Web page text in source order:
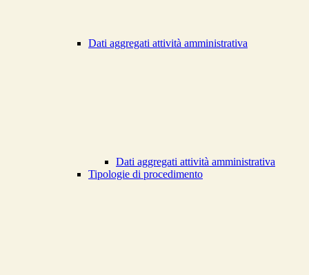
Dati aggregati attività amministrativa
Dati aggregati attività amministrativa
Tipologie di procedimento